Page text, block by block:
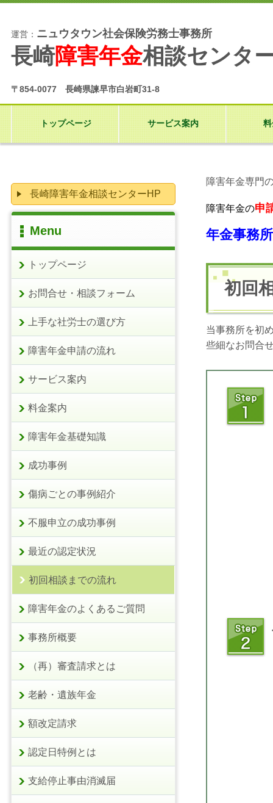
運営： ニュウタウン社会保険労務士事務所
長崎障害年金相談センタ
〒854-0077 長崎県諫早市白岩町31-8
トップページ サービス案内
障害年金専門
障害年金の申
年金事務
初回
当事務所を初
些細なお問合
長崎障害年金相談センターHP
Menu
トップページ
お問合せ・相談フォーム
上手な社労士の選び方
障害年金申請の流れ
サービス案内
料金案内
障害年金基礎知識
成功事例
傷病ごとの事例紹介
不服申立の成功事例
最近の認定状況
初回相談までの流れ
障害年金のよくあるご質問
事務所概要
（再）審査請求とは
老齢・遺族年金
額改定請求
認定日特例とは
支給停止事由消滅届